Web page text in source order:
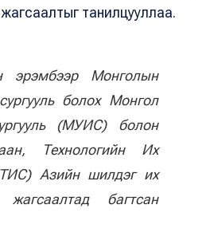
танилцууллаа.
эрэмбээр Монголын
болох Монгол
(МУИС) болон
Технологийн Их
Азийн шилдэг их
жагсаалтад багтсан